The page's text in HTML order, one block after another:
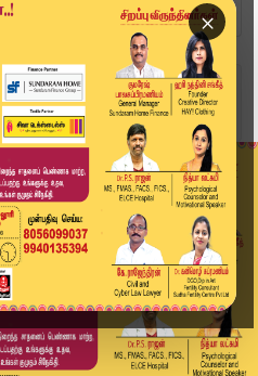
×
இருக்கும்போது டார்ச் ல...